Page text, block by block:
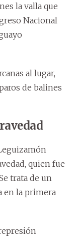
la valla que
Nacional
al lugar,
de balines
quien fue
trata de un
en la primera